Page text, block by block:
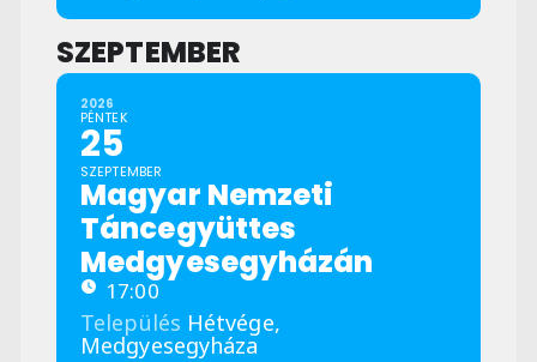
SZEPTEMBER
2026
PÉNTEK
25
SZEPTEMBER
Magyar Nemzeti
Táncegyüttes
Medgyesegyházán
17:00
Település Hétvége,
Medgyesegyháza